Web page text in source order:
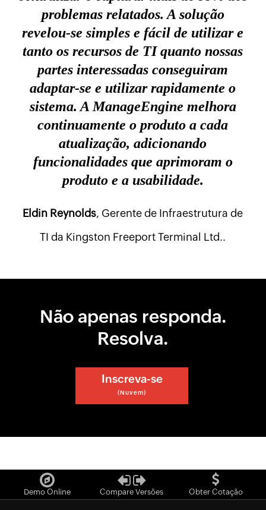
problemas relatados. A solução
revelou-se simples e fácil de utilizar e
tanto os recursos de TI quanto nossas
partes interessadas conseguiram
adaptar-se e utilizar rapidamente o
sistema. A ManageEngine melhora
continuamente o produto a cada
atualização, adicionando
funcionalidades que aprimoram o
produto e a usabilidade.
Eldin Reynolds, Gerente de Infraestrutura de
TI da Kingston Freeport Terminal Ltd..
Não apenas responda.
Resolva.
Inscreva-se
(Nuvem)
Demo Online Compare Versões Obter Cotação